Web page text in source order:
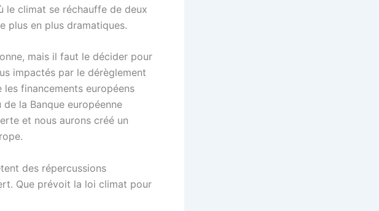
le climat se réchauffe de deux
plus en plus dramatiques.
mais il faut le décider pour
impactés par le dérèglement
financements européens
la Banque européenne
et nous aurons créé un
des répercussions
Que prévoit la loi climat pour